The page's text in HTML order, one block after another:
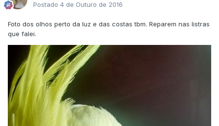
Postado 4 de Outuro de 2016
Foto dos olhos perto da luz e das costas tbm. Reparem nas listras
que falei.